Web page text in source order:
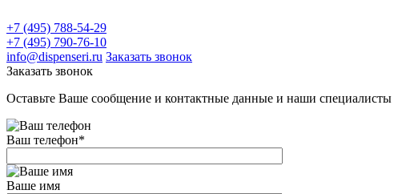
+7 (495) 788-54-29
+7 (495) 790-76-10
info@dispenseri.ru Заказать звонок
Заказать звонок
Оставьте Ваше сообщение и контактные данные и наши
Ваш телефон*
Ваше имя